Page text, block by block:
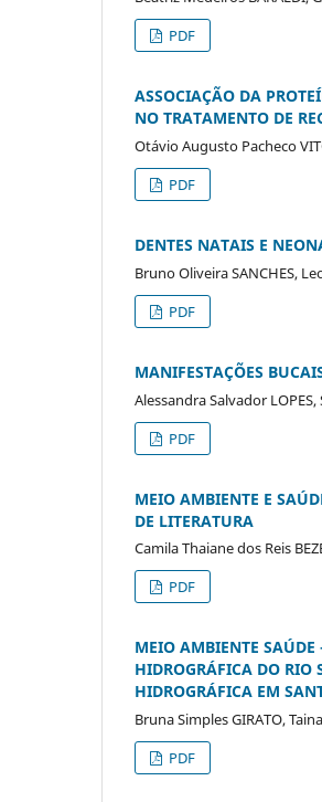
PDF
ASSOCIAÇÃO DA
NO TRATAMENTO DE
Otávio Augusto Pacheco
PDF
DENTES NATAIS E
Bruno Oliveira SANCHES,
PDF
MANIFESTAÇÕES
Alessandra Salvador
PDF
MEIO AMBIENTE E
DE LITERATURA
Camila Thaiane dos Reis
PDF
MEIO AMBIENTE
HIDROGRÁFICA DO RIO
HIDROGRÁFICA EM
Bruna Simples GIRATO,
PDF